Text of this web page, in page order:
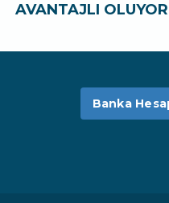
AVANTAJLI
Banka